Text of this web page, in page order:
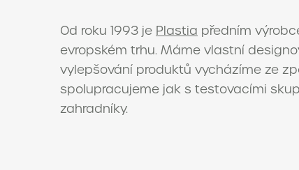
Od roku 1993 je Plastia předním
evropském trhu. Máme vlastní
vylepšování produktů vycházíme ze
spolupracujeme jak s testovacími
zahradníky.